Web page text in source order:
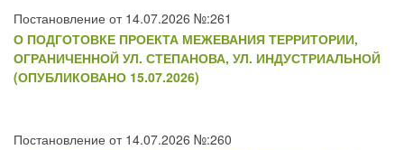
Постановление от 14.07.2026 №:261
О ПОДГОТОВКЕ ПРОЕКТА МЕЖЕВАНИЯ ТЕРРИТОРИИ,
ОГРАНИЧЕННОЙ УЛ. СТЕПАНОВА, УЛ. ИНДУСТРИАЛЬНОЙ
(ОПУБЛИКОВАНО 15.07.2026)
Постановление от 14.07.2026 №:260